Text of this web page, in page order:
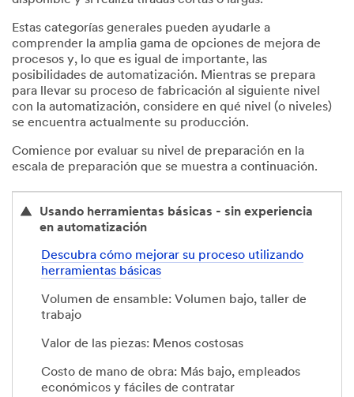
against
substrate
to
friction.
Lower
the
applicator
roller.
Before
the
operation
sure
that
the
applicator
Feeding.
Estas categorías generales pueden ayudarle a
comprender la amplia gama de opciones de mejora de
procesos y, lo que es igual de importante, las
posibilidades de automatización. Mientras se prepara
para llevar su proceso de fabricación al siguiente nivel
con la automatización, considere en qué nivel (o niveles)
se encuentra actualmente su producción.
Comience por evaluar su nivel de preparación en la
escala de preparación que se muestra a continuación.
Usando herramientas básicas - sin experiencia
en automatización
Descubra cómo mejorar su proceso utilizando
herramientas básicas
Volumen de ensamble: Volumen bajo, taller de
trabajo
Valor de las piezas: Menos costosas
Costo de mano de obra: Más bajo, empleados
económicos y fáciles de contratar